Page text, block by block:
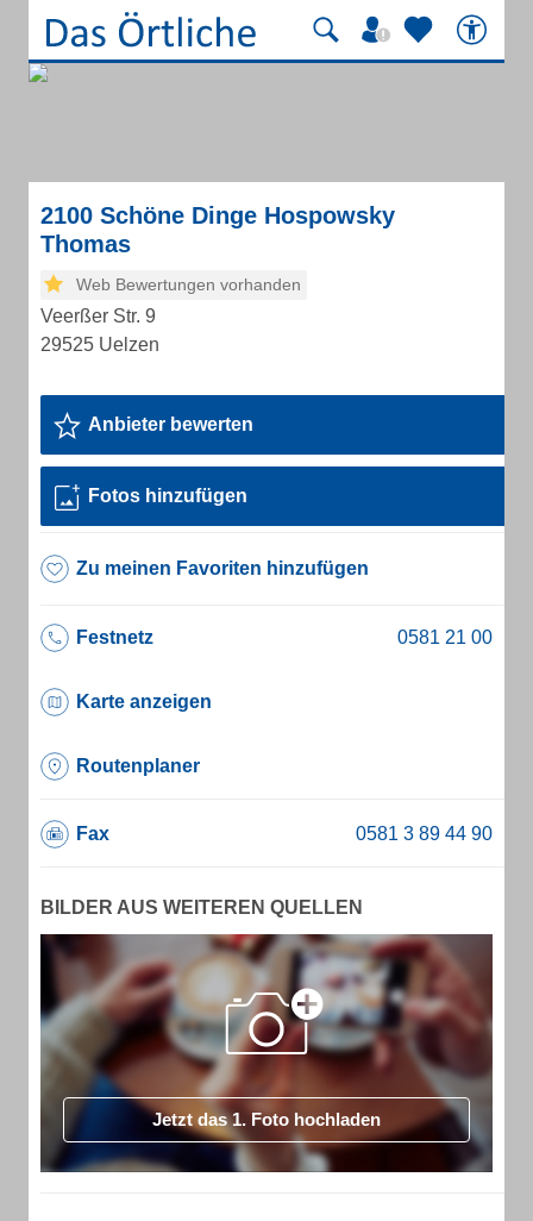
2100 Schöne Dinge Hospowsky
Thomas
Web Bewertungen vorhanden
Veerßer Str. 9
29525 Uelzen
Anbieter bewerten
Fotos hinzufügen
Zu meinen Favoriten hinzufügen
Festnetz
Karte anzeigen
Routenplaner
Fax
BILDER AUS WEITEREN QUELLEN
Jetzt das 1. Foto hochladen